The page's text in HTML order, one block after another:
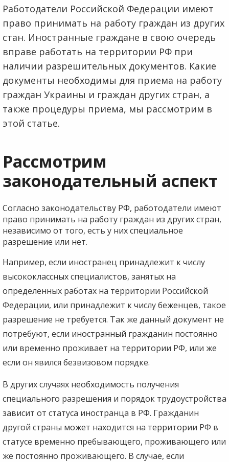
Работодатели Российской Федерации имеют
право принимать на работу граждан из других
стан. Иностранные граждане в свою очередь
вправе работать на территории РФ при
наличии разрешительных документов. Какие
документы необходимы для приема на работу
граждан Украины и граждан других стран, а
также процедуры приема, мы рассмотрим в
этой статье.
Рассмотрим
законодательный аспект
Согласно законодательству РФ, работодатели имеют
право принимать на работу граждан из других стран,
независимо от того, есть у них специальное
разрешение или нет.
Например, если иностранец принадлежит к числу
высококлассных специалистов, занятых на
определенных работах на территории Российской
Федерации, или принадлежит к числу беженцев, такое
разрешение не требуется. Так же данный документ не
потребуют, если иностранный гражданин постоянно
или временно проживает на территории РФ, или же
если он явился безвизовом порядке.
В других случаях необходимость получения
специального разрешения и порядок трудоустройства
зависит от статуса иностранца в РФ. Гражданин
другой страны может находится на территории РФ в
статусе временно пребывающего, проживающего или
же постоянно проживающего. В случае, если